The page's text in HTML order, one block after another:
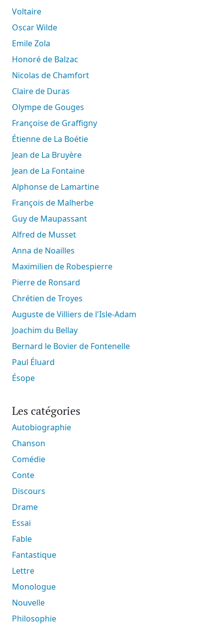
Voltaire
Oscar Wilde
Emile Zola
Honoré de Balzac
Nicolas de Chamfort
Claire de Duras
Olympe de Gouges
Françoise de Graffigny
Étienne de La Boétie
Jean de La Bruyère
Jean de La Fontaine
Alphonse de Lamartine
François de Malherbe
Guy de Maupassant
Alfred de Musset
Anna de Noailles
Maximilien de Robespierre
Pierre de Ronsard
Chrétien de Troyes
Auguste de Villiers de l'Isle-Adam
Joachim du Bellay
Bernard le Bovier de Fontenelle
Paul Éluard
Ésope
Les catégories
Autobiographie
Chanson
Comédie
Conte
Discours
Drame
Essai
Fable
Fantastique
Lettre
Monologue
Nouvelle
Philosophie